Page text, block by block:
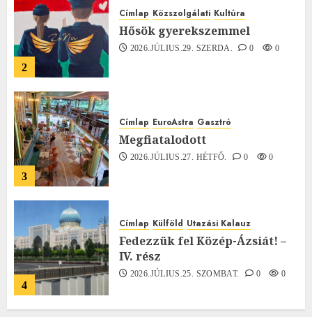
2
Címlap Közszolgálati Kultúra
Hősök gyerekszemmel
2026.JÚLIUS.29. SZERDA. 0 0
3
Címlap EuroAstra Gasztró
Megfiatalodott
2026.JÚLIUS.27. HÉTFŐ. 0 0
4
Címlap Külföld Utazási Kalauz
Fedezzük fel Közép-Ázsiát! –
IV. rész
2026.JÚLIUS.25. SZOMBAT. 0 0